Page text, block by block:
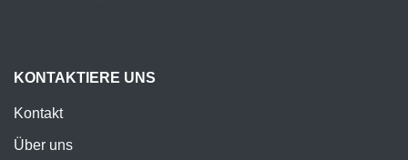
KONTAKTIERE UNS
Kontakt
Über uns